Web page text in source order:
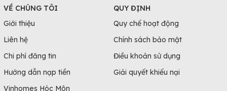
VỀ CHÚNG TÔI
Giới thiệu
Liên hệ
Chi phí đăng tin
Hướng dẫn nạp tiền
Vinhomes Hóc Môn
QUY ĐỊNH
Quy chế hoạt động
Chính sách bảo mật
Điều khoản sử dụng
Giải quyết khiếu nại